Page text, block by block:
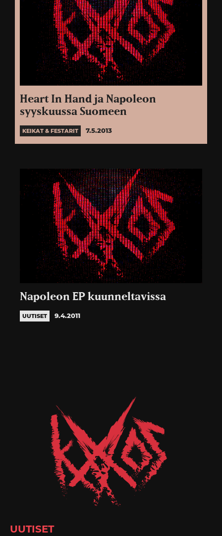
Heart In Hand ja Napoleon
syyskuussa Suomeen
KEIKAT & FESTARIT 7.5.2013
Napoleon EP kuunneltavissa
UUTISET 9.4.2011
UUTISET